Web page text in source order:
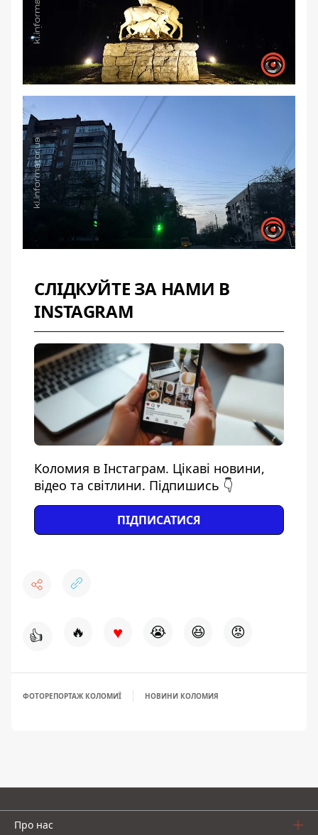
СЛІДКУЙТЕ ЗА НАМИ В
INSTAGRAM
Коломия в Інстаграм. Цікаві новини,
відео та світлини. Підпишись 👇
ПІДПИСАТИСЯ
👍 🔥 ♥ 😭 😆 😡
ФОТОРЕПОРТАЖ КОЛОМИЇ НОВИНИ КОЛОМИЯ
Про нас